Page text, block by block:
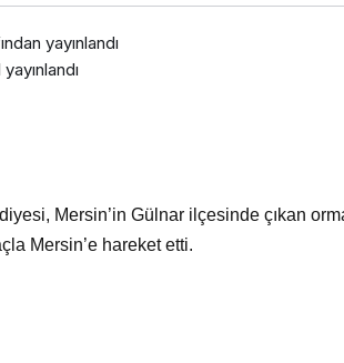
yayınlandı
yayınlandı
Mersin’in Gülnar ilçesinde çıkan
Mersin’e hareket etti.